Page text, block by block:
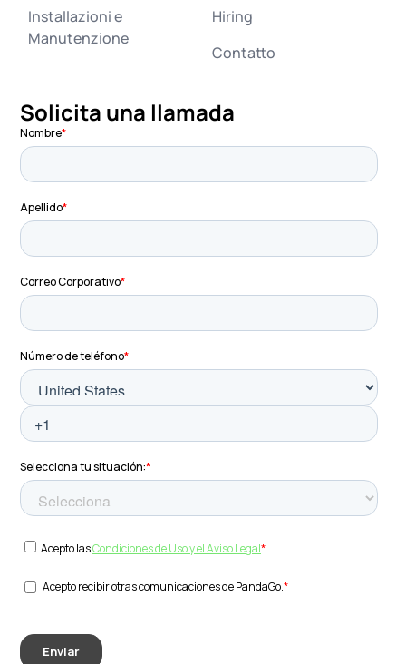
Installazioni e
Manutenzione
Hiring
Contatto
Solicita una llamada